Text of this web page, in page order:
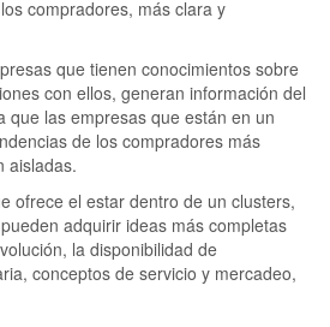
compradores, más clara y
que tienen conocimientos sobre
con ellos, generan información del
que las empresas que están en un
de los compradores más
aisladas.
ofrece el estar dentro de un clusters,
adquirir ideas más completas
la disponibilidad de
conceptos de servicio y mercadeo,